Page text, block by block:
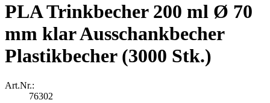
PLA Trinkbecher 200 ml Ø 70
mm klar Ausschankbecher
Plastikbecher (3000 Stk.)
Art.Nr.:
76302